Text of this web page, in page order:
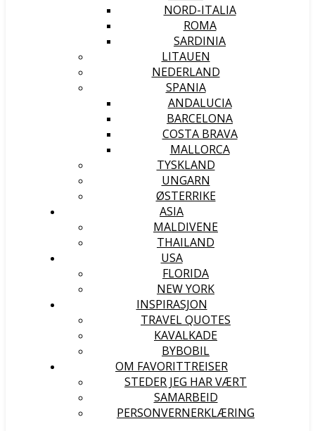
NORD-ITALIA
ROMA
SARDINIA
LITAUEN
NEDERLAND
SPANIA
ANDALUCIA
BARCELONA
COSTA BRAVA
MALLORCA
TYSKLAND
UNGARN
ØSTERRIKE
ASIA
MALDIVENE
THAILAND
USA
FLORIDA
NEW YORK
INSPIRASJON
TRAVEL QUOTES
KAVALKADE
BYBOBIL
OM FAVORITTREISER
STEDER JEG HAR VÆRT
SAMARBEID
PERSONVERNERKLÆRING